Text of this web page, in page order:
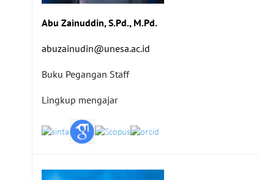
Abu Zainuddin, S.Pd., M.Pd.
abuzainudin@unesa.ac.id
Buku Pegangan Staff
Lingkup mengajar